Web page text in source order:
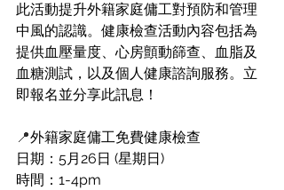
此活動提升外籍家庭傭工對預防和管理
中風的認識。健康檢查活動內容包括為
提供血壓量度、心房顫動篩查、血脂及
血糖測試，以及個人健康諮詢服務。立
即報名並分享此訊息！
📍外籍家庭傭工免費健康檢查
日期：5月26日 (星期日)
時間：1-4pm